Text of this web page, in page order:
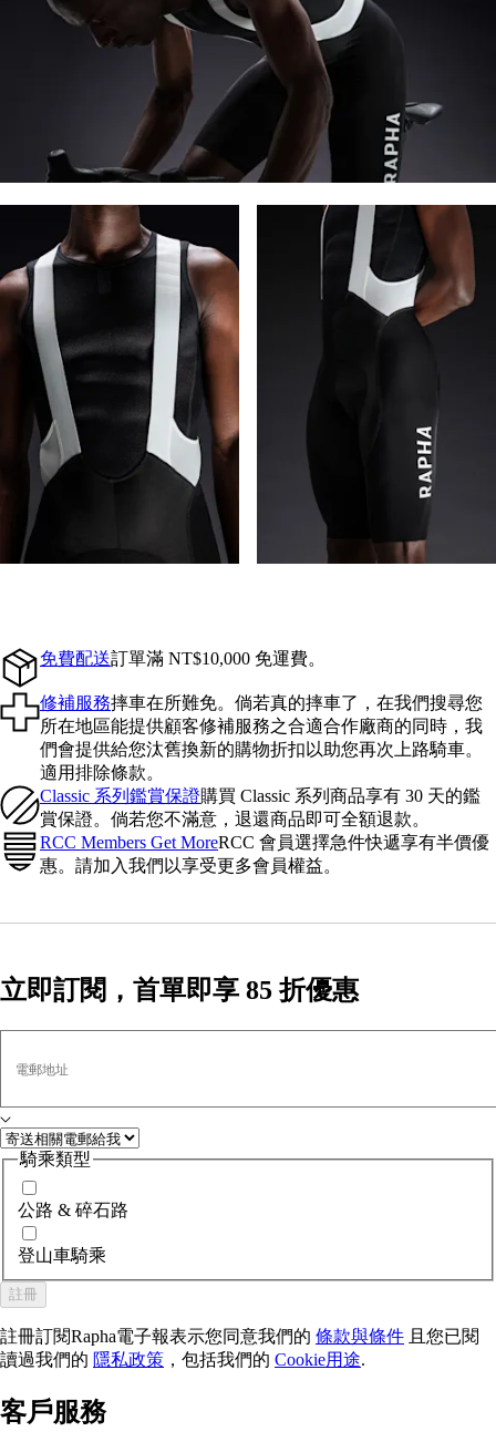
免費配送訂單滿 NT$10,000 免運費。
修補服務摔車在所難免。倘若真的摔車了，在我們搜尋您
所在地區能提供顧客修補服務之合適合作廠商的同時，我
們會提供給您汰舊換新的購物折扣以助您再次上路騎車。
適用排除條款。
Classic 系列鑑賞保證購買 Classic 系列商品享有 30 天的鑑
賞保證。倘若您不滿意，退還商品即可全額退款。
RCC Members Get MoreRCC 會員選擇急件快遞享有半價優
惠。請加入我們以享受更多會員權益。
立即訂閱，首單即享 85 折優惠
電郵地址
騎乘類型
公路 & 碎石路
登山車騎乘
註冊
註冊訂閱Rapha電子報表示您同意我們的 條款與條件 且您已閱
讀過我們的 隱私政策 ，包括我們的 Cookie用途.
客戶服務